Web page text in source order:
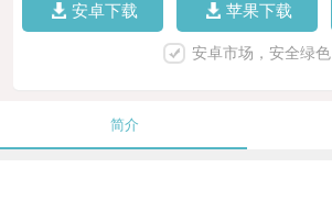
安卓下载 苹果下载
安卓市场，安全绿色
简介